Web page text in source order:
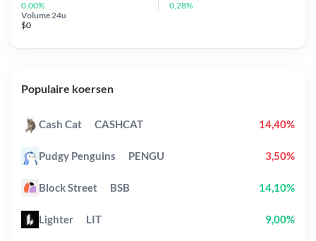
0,00%
Volume 24u
$0
0,28%
Populaire koersen
Cash Cat CASHCAT 14,40%
Pudgy Penguins PENGU 3,50%
Block Street BSB 14,10%
Lighter LIT 9,00%